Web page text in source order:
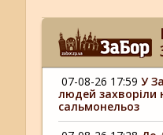
07-08-26 17:59 У
людей захворіли
сальмонельоз